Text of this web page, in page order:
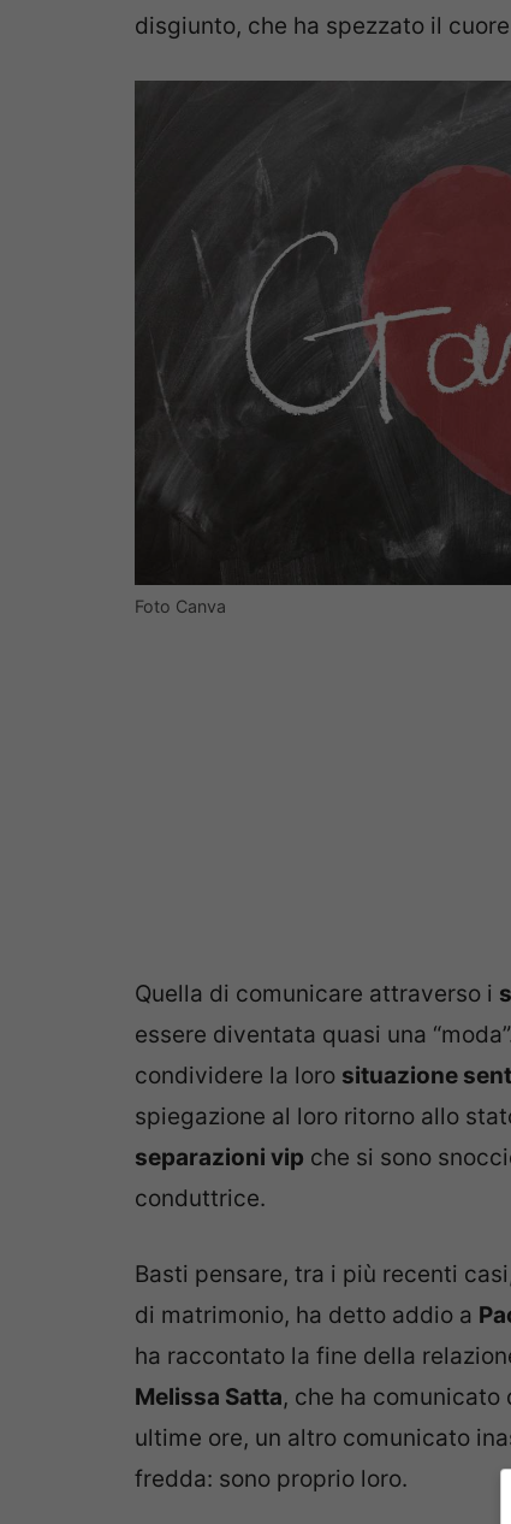
disgiunto, che ha spezzato il
Foto Canva
Quella di comunicare attraverso i
essere diventata quasi una
condividere la loro situazione
spiegazione al loro ritorno allo
separazioni vip che si sono
conduttrice.
Basti pensare, tra i più recenti
di matrimonio, ha detto addio a
ha raccontato la fine della
Melissa Satta, che ha comunicato
ultime ore, un altro comunicato
fredda: sono proprio loro.